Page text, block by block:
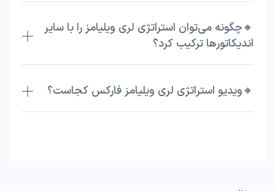
🔸چگونه می‌توان استراتژی لری ویلیامز را با سایر
اندیکاتورها ترکیب کرد؟
🔸ویدیو استراتژی لری ویلیامز فارکس کجاست؟